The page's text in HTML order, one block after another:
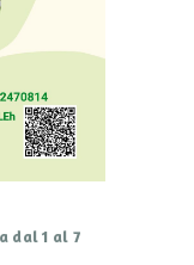
dal 1 al 7